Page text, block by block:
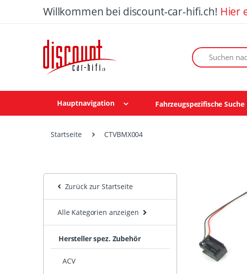
Willkommen bei discount-car-hifi.ch! Hier
Suchen nach
Hauptnavigation Fahrzeugspezifische Suche
Startseite CTVBMX004
Zurück zur Startseite
Alle Kategorien anzeigen
Hersteller spez. Zubehör
ACV